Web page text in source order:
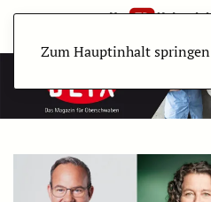
Zum Hauptinhalt springen